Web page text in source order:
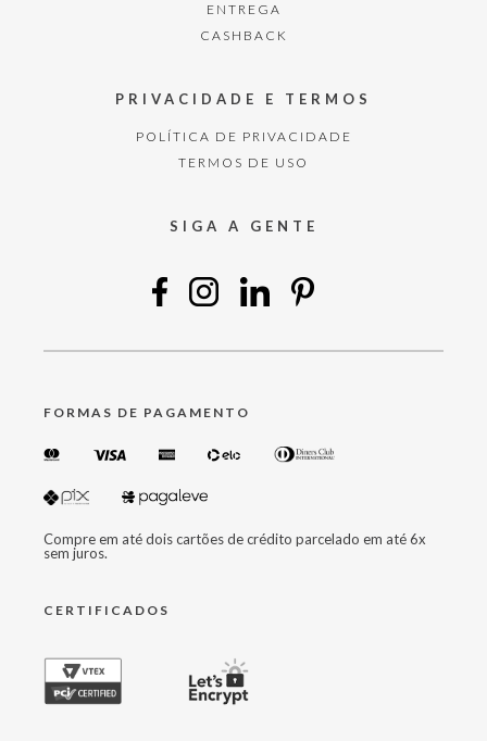
ENTREGA
CASHBACK
PRIVACIDADE E TERMOS
POLÍTICA DE PRIVACIDADE
TERMOS DE USO
SIGA A GENTE
FORMAS DE PAGAMENTO
Compre em até dois cartões de crédito parcelado em até 6x
sem juros.
CERTIFICADOS